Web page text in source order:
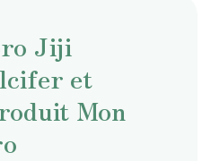
Jiji
et
Mon